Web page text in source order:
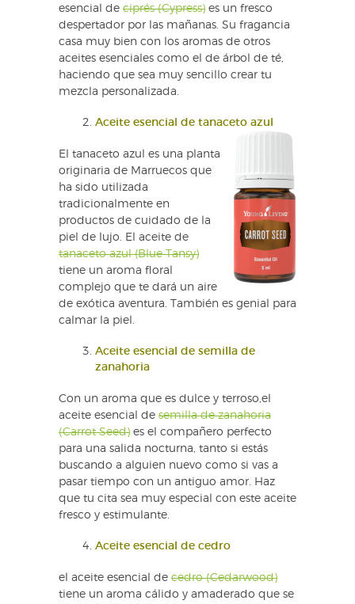
esencial de ciprés (Cypress) es un fresco
despertador por las mañanas. Su fragancia
casa muy bien con los aromas de otros
aceites esenciales como el de árbol de té,
haciendo que sea muy sencillo crear tu
mezcla personalizada.
Aceite esencial de tanaceto azul
El tanaceto azul es una planta
originaria de Marruecos que
ha sido utilizada
tradicionalmente en
productos de cuidado de la
piel de lujo. El aceite de
tanaceto azul (Blue Tansy)
tiene un aroma floral
complejo que te dará un aire
de exótica aventura. También es genial para
calmar la piel.
Aceite esencial de semilla de
zanahoria
Con un aroma que es dulce y terroso,el
aceite esencial de semilla de zanahoria
(Carrot Seed) es el compañero perfecto
para una salida nocturna, tanto si estás
buscando a alguien nuevo como si vas a
pasar tiempo con un antiguo amor. Haz
que tu cita sea muy especial con este aceite
fresco y estimulante.
Aceite esencial de cedro
el aceite esencial de cedro (Cedarwood)
tiene un aroma cálido y amaderado que se